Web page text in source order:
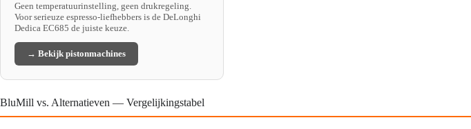
Geen temperatuurinstelling, geen drukregeling.
Voor serieuze espresso-liefhebbers is de DeLonghi
Dedica EC685 de juiste keuze.
→ Bekijk pistonmachines
BluMill vs. Alternatieven — Vergelijkingstabel